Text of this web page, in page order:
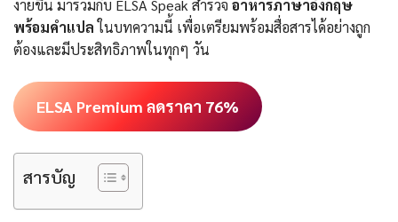
ง่ายขึ้น มาร่วมกับ ELSA Speak สำรวจ อาหารภาษาอังกฤษ
พร้อมคำแปลในบทความนี้ เพื่อเตรียมพร้อมสื่อสารได้อย่างถูก
ต้องและมีประสิทธิภาพในทุกๆ วัน
ELSA Premium ลดราคา 76%
สารบัญ